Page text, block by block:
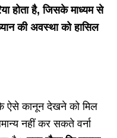
होता है, जिसके माध्यम से
की अवस्था को हासिल
ऐसे कानून देखने को मिल
नहीं कर सकते वर्ना